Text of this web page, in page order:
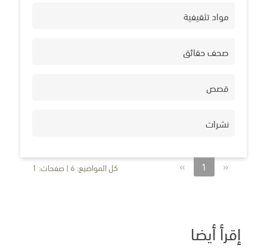
مواد تثقيفية
صحف حقائق
قصص
نشرات
«
1
» كل المواضيع: 6 | صفحات: 1
إقرأ أيضا